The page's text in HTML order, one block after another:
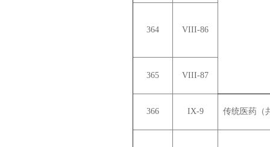
364 VIII-86
365 VIII-87
366 IX-9 传统医药（